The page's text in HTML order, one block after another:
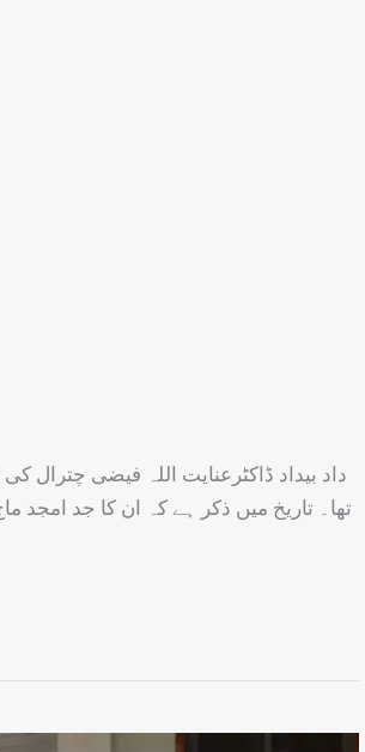
داد بیداد ڈاکٹرعنایت اللہ فیضی چترال
تھا۔ تاریخ میں ذکر ہے کہ ان کا جد امجد